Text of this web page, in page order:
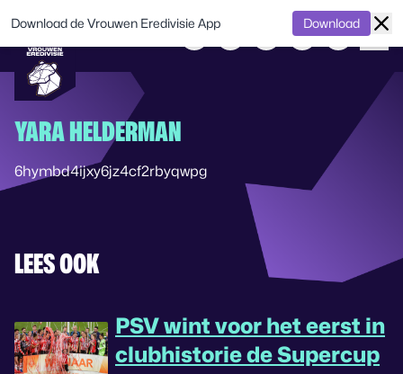
YARA HELDERMAN
6hymbd4ijxy6jz4cf2rbyqwpg
LEES OOK
PSV wint voor het eerst in
clubhistorie de Supercup
Download de Vrouwen Eredivisie App Download